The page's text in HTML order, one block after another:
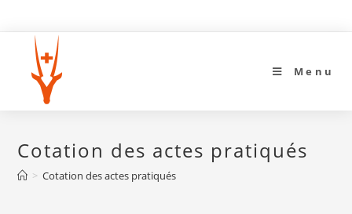
to
content
Menu
Cotation des actes pratiqués
> Cotation des actes pratiqués